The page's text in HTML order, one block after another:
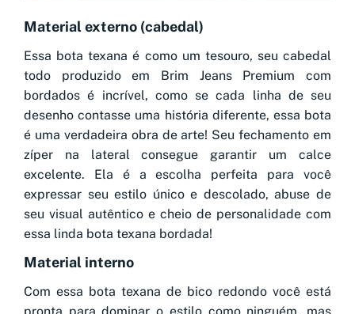
Material externo (cabedal)
Essa bota texana é como um tesouro, seu cabedal
todo produzido em Brim Jeans Premium com
bordados é incrível, como se cada linha de seu
desenho contasse uma história diferente, essa bota
é uma verdadeira obra de arte! Seu fechamento em
zíper na lateral consegue garantir um calce
excelente. Ela é a escolha perfeita para você
expressar seu estilo único e descolado, abuse de
seu visual autêntico e cheio de personalidade com
essa linda bota texana bordada!
Material interno
Com essa bota texana de bico redondo você está
pronta para dominar o estilo como ninguém, mas